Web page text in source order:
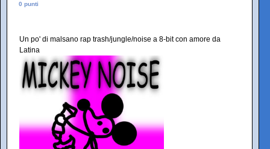
0 punti
Un po' di malsano rap trash/jungle/noise a 8-bit con amore da
Latina